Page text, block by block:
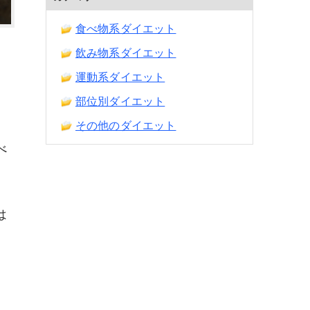
食べ物系ダイエット
飲み物系ダイエット
運動系ダイエット
部位別ダイエット
その他のダイエット